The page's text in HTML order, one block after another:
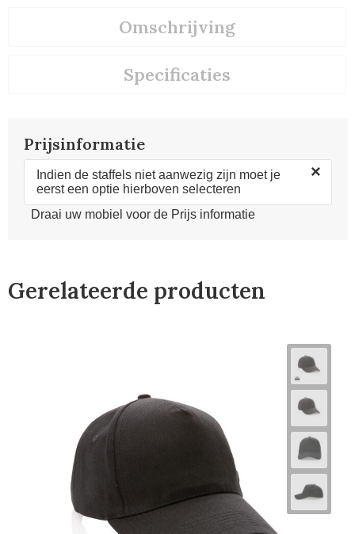
Omschrijving
Specificaties
Prijsinformatie
Indien de staffels niet aanwezig zijn moet je
eerst een optie hierboven selecteren
×
Draai uw mobiel voor de Prijs informatie
Gerelateerde producten